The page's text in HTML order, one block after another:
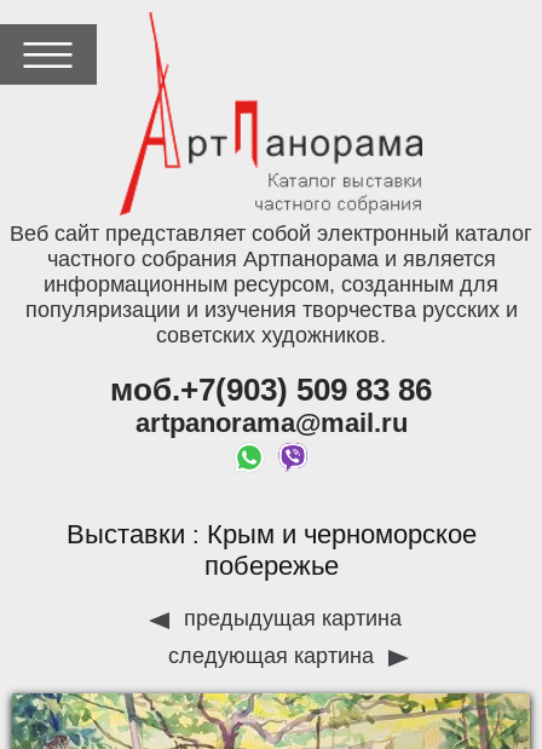
Веб сайт представляет собой электронный каталог
частного собрания Артпанорама и является
информационным ресурсом, созданным для
популяризации и изучения творчества русских и
советских художников.
моб.+7(903) 509 83 86
artpanorama@mail.ru
Выставки : Крым и черноморское
побережье
предыдущая картина
следующая картина